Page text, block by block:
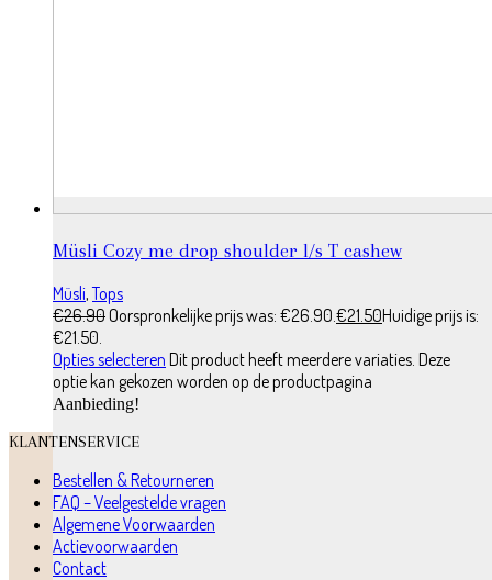
Müsli Cozy me drop shoulder l/s T cashew
Müsli,Tops
€26.90Oorspronkelijke prijs was: €26.90. €21.50Huidige prijs is:
€21.50.
Opties selecteren Dit product heeft meerdere variaties. Deze
optie kan gekozen worden op de productpagina
Aanbieding!
KLANTENSERVICE
Bestellen & Retourneren
FAQ – Veelgestelde vragen
Algemene Voorwaarden
Actievoorwaarden
Contact